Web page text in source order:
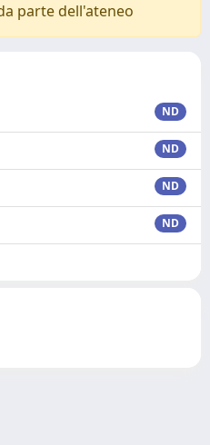
parte dell'ateneo
ND
ND
ND
ND